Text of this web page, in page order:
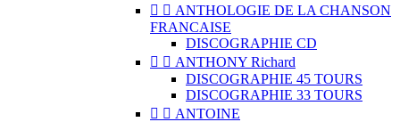
  ANTHOLOGIE DE LA CHANSON
FRANCAISE
DISCOGRAPHIE CD
  ANTHONY Richard
DISCOGRAPHIE 45 TOURS
DISCOGRAPHIE 33 TOURS
  ANTOINE